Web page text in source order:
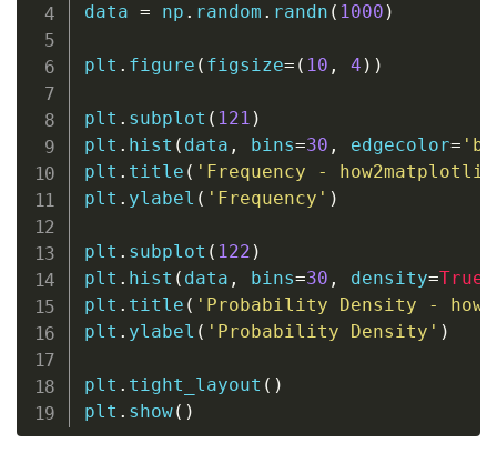
data = np . random . randn ( 1000 )
plt . figure ( figsize= ( 10 , 4 ) )
plt . subplot ( 121 )
plt . hist ( data , bins=30 , edgecolor=
plt . title ( 'Frequency -
plt . ylabel ( 'Frequency' )
plt . subplot ( 122 )
plt . hist ( data , bins=30 , density=True
plt . title ( 'Probability Density -
plt . ylabel ( 'Probability Density' )
plt . tight_layout ( )
plt . show( )